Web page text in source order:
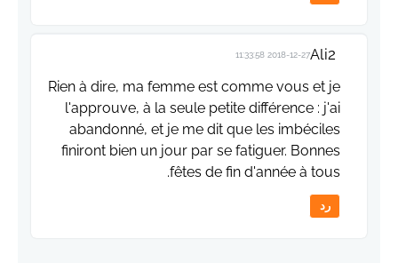
Ali2
2018-12-27 11:33:58
Rien à dire, ma femme est comme vous et je
l'approuve, à la seule petite différence : j'ai
abandonné, et je me dit que les imbéciles
finiront bien un jour par se fatiguer. Bonnes
fêtes de fin d'année à tous.
رد